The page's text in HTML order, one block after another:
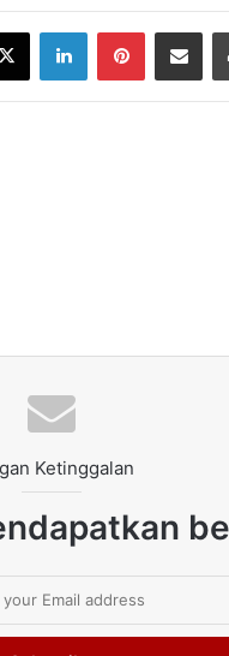
X LinkedInPinterestShare via
Ketinggalan